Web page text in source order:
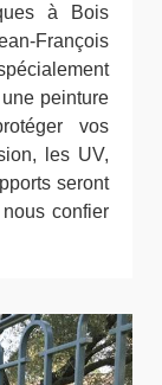
à Bois
François
peinture
vos
les UV,
seront
confier